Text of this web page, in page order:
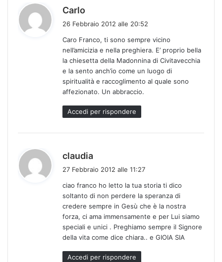
Carlo
e
t
t
26 Febbraio 2012 alle 20:52
Caro Franco, ti sono sempre vicino
nell’amicizia e nella preghiera. E’ proprio bella
la chiesetta della Madonnina di Civitavecchia
e la sento anch’io come un luogo di
spiritualità e raccoglimento al quale sono
affezionato. Un abbraccio.
Accedi per rispondere
claudia
e
t
t
27 Febbraio 2012 alle 11:27
ciao franco ho letto la tua storia ti dico
soltanto di non perdere la speranza di
credere sempre in Gesù che è la nostra
forza, ci ama immensamente e per Lui siamo
speciali e unici . Preghiamo sempre il Signore
della vita come dice chiara.. e GIOIA SIA
Accedi per rispondere